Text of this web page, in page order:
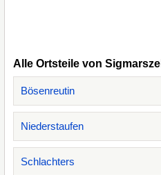
Alle Ortsteile von Sigmarszell
Bösenreutin
Niederstaufen
Schlachters